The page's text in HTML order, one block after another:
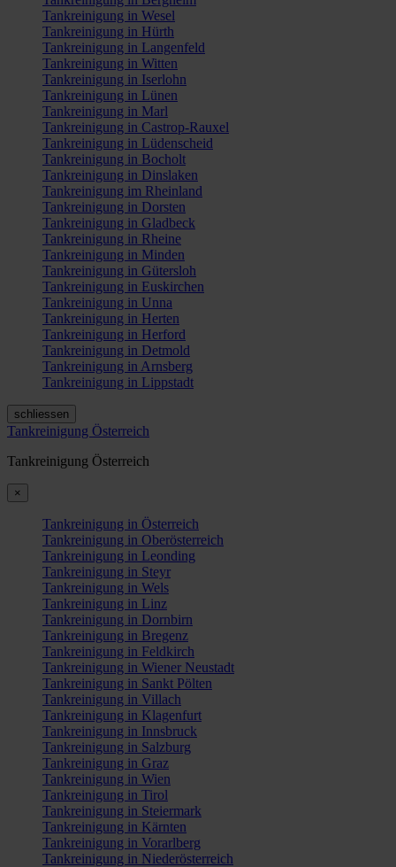
Tankreinigung in Wesel
Tankreinigung in Hürth
Tankreinigung in Langenfeld
Tankreinigung in Witten
Tankreinigung in Iserlohn
Tankreinigung in Lünen
Tankreinigung in Marl
Tankreinigung in Castrop-Rauxel
Tankreinigung in Lüdenscheid
Tankreinigung in Bocholt
Tankreinigung in Dinslaken
Tankreinigung im Rheinland
Tankreinigung in Dorsten
Tankreinigung in Gladbeck
Tankreinigung in Rheine
Tankreinigung in Minden
Tankreinigung in Gütersloh
Tankreinigung in Euskirchen
Tankreinigung in Unna
Tankreinigung in Herten
Tankreinigung in Herford
Tankreinigung in Detmold
Tankreinigung in Arnsberg
Tankreinigung in Lippstadt
schliessen
Tankreinigung Österreich
Tankreinigung Österreich
×
Tankreinigung in Österreich
Tankreinigung in Oberösterreich
Tankreinigung in Leonding
Tankreinigung in Steyr
Tankreinigung in Wels
Tankreinigung in Linz
Tankreinigung in Dornbirn
Tankreinigung in Bregenz
Tankreinigung in Feldkirch
Tankreinigung in Wiener Neustadt
Tankreinigung in Sankt Pölten
Tankreinigung in Villach
Tankreinigung in Klagenfurt
Tankreinigung in Innsbruck
Tankreinigung in Salzburg
Tankreinigung in Graz
Tankreinigung in Wien
Tankreinigung in Tirol
Tankreinigung in Steiermark
Tankreinigung in Kärnten
Tankreinigung in Vorarlberg
Tankreinigung in Niederösterreich